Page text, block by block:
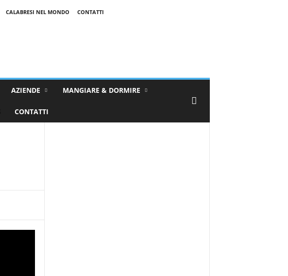
CALABRESI NEL MONDO
CONTATTI
AZIENDE MANGIARE & DORMIRE
CONTATTI